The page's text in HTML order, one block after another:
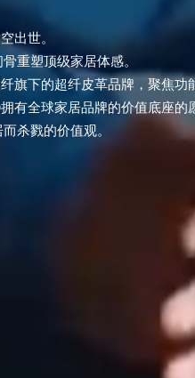
出世。
重塑顶级家居体感。
旗下的超纤皮革品牌，聚焦功
有全球家居品牌的价值底座的
杀戮的价值观。